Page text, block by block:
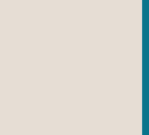
(Gld.)
(Gld.)